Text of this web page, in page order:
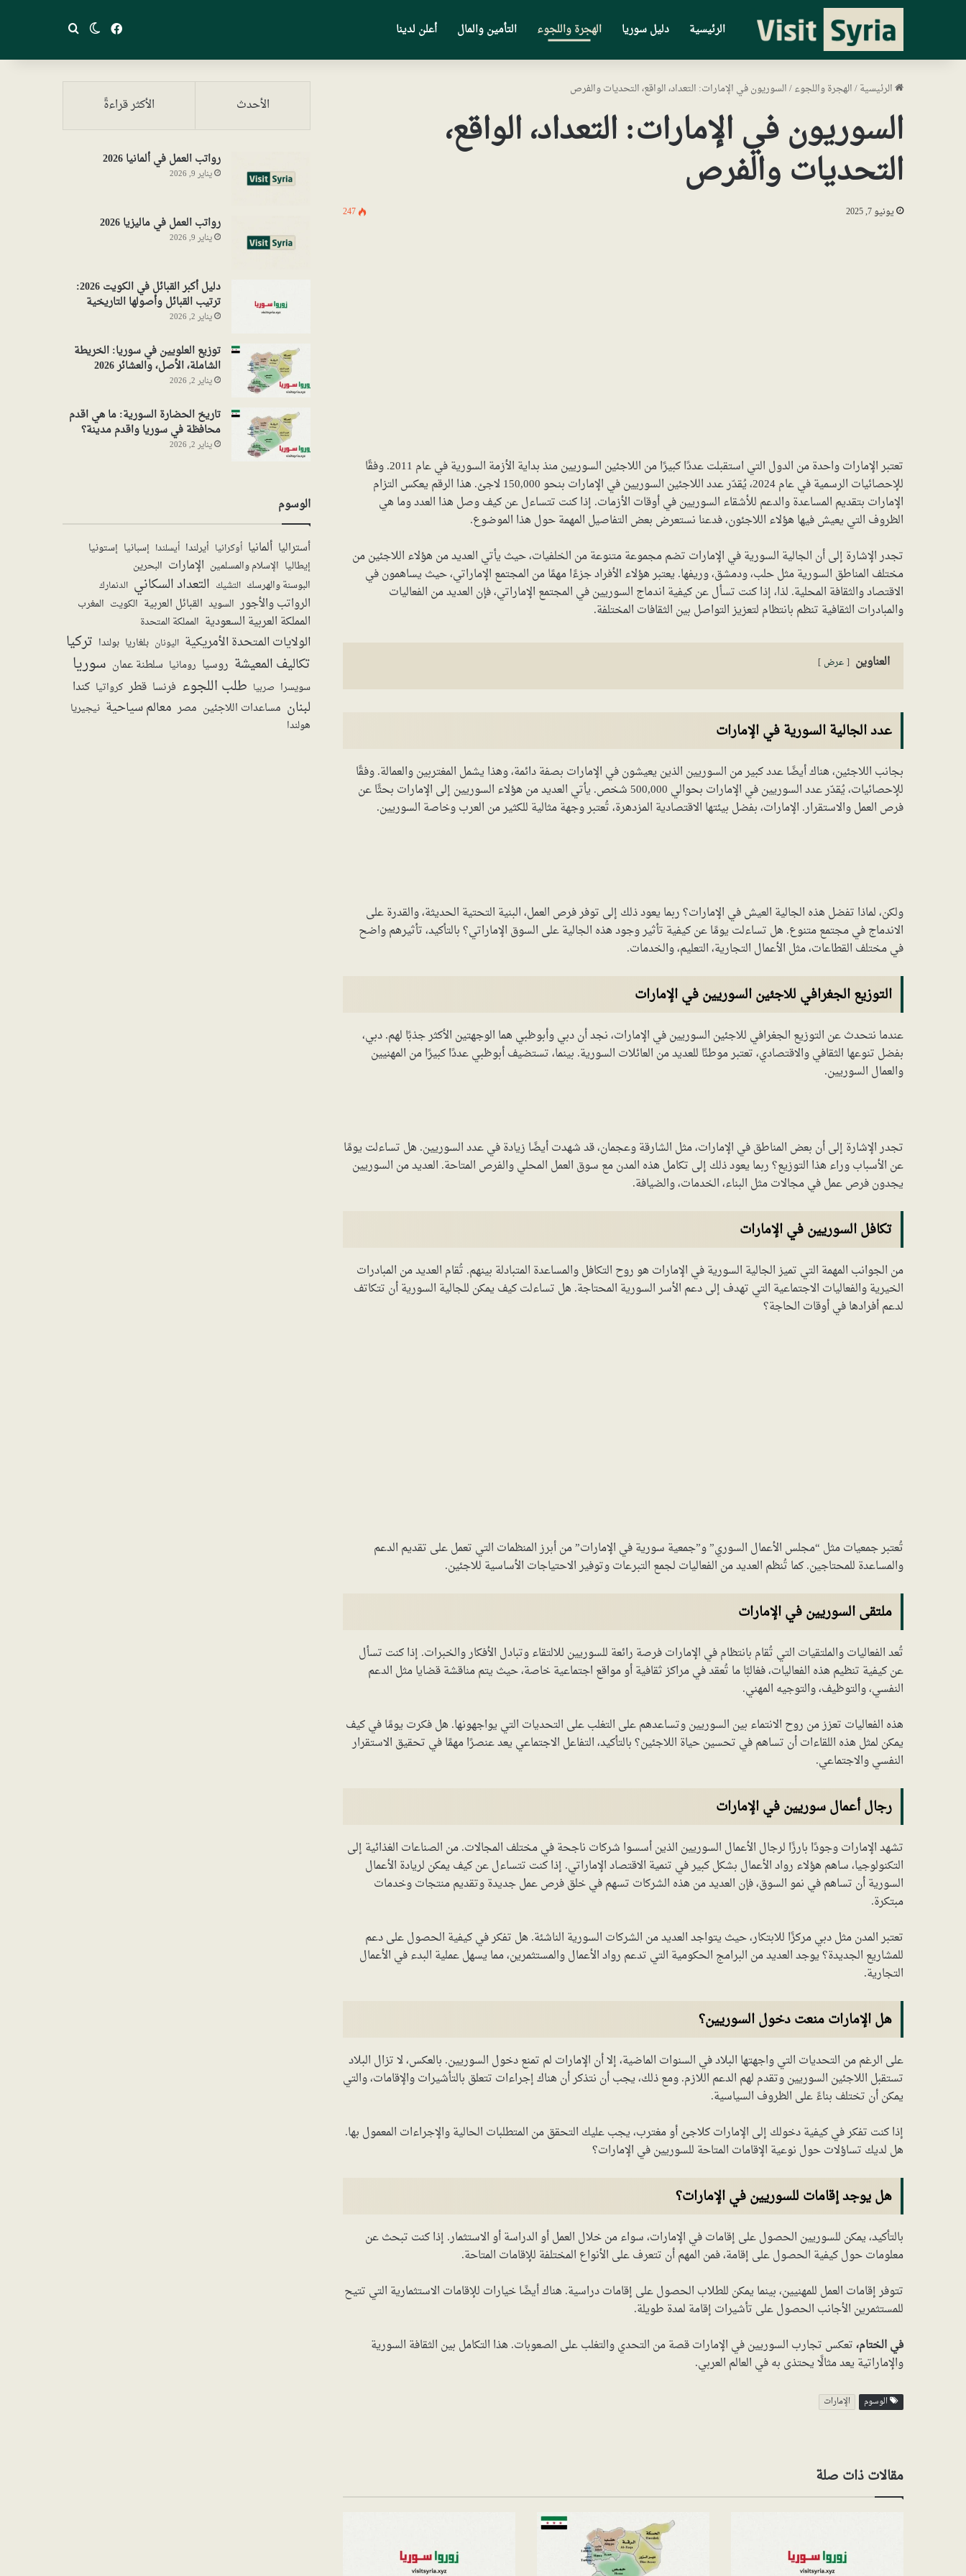
الرئيسية دليل سوريا الهجرة واللجوء التأمين والمال أعلن لدينا فيسبوكالوضع المظلم
بحث عن
الرئيسية/الهجرة واللجوء/السوريون في الإمارات: التعداد، الواقع، التحديات والفرص
السوريون في الإمارات: التعداد، الواقع،
التحديات والفرص
يونيو 7, 2025 247
تعتبر الإمارات واحدة من الدول التي استقبلت عددًا كبيرًا من اللاجئين السوريين منذ بداية الأزمة السورية في عام 2011. وفقًا
للإحصائيات الرسمية في عام 2024، يُقدّر عدد اللاجئين السوريين في الإمارات بنحو 150,000 لاجئ. هذا الرقم يعكس التزام
الإمارات بتقديم المساعدة والدعم للأشقاء السوريين في أوقات الأزمات. إذا كنت تتساءل عن كيف وصل هذا العدد وما هي
الظروف التي يعيش فيها هؤلاء اللاجئون، فدعنا نستعرض بعض التفاصيل المهمة حول هذا الموضوع.
تجدر الإشارة إلى أن الجالية السورية في الإمارات تضم مجموعة متنوعة من الخلفيات، حيث يأتي العديد من هؤلاء اللاجئين من
مختلف المناطق السورية مثل حلب، ودمشق، وريفها. يعتبر هؤلاء الأفراد جزءًا مهمًا من المجتمع الإماراتي، حيث يساهمون في
الاقتصاد والثقافة المحلية. لذا، إذا كنت تسأل عن كيفية اندماج السوريين في المجتمع الإماراتي، فإن العديد من الفعاليات
والمبادرات الثقافية تنظم بانتظام لتعزيز التواصل بين الثقافات المختلفة.
العناوين عرض
عدد الجالية السورية في الإمارات
بجانب اللاجئين، هناك أيضًا عدد كبير من السوريين الذين يعيشون في الإمارات بصفة دائمة، وهذا يشمل المغتربين والعمالة. وفقًا
للإحصائيات، يُقدّر عدد السوريين في الإمارات بحوالي 500,000 شخص. يأتي العديد من هؤلاء السوريين إلى الإمارات بحثًا عن
فرص العمل والاستقرار. الإمارات، بفضل بيئتها الاقتصادية المزدهرة، تُعتبر وجهة مثالية للكثير من العرب وخاصة السوريين.
ولكن، لماذا تفضل هذه الجالية العيش في الإمارات؟ ربما يعود ذلك إلى توفر فرص العمل، البنية التحتية الحديثة، والقدرة على
الاندماج في مجتمع متنوع. هل تساءلت يومًا عن كيفية تأثير وجود هذه الجالية على السوق الإماراتي؟ بالتأكيد، تأثيرهم واضح
في مختلف القطاعات، مثل الأعمال التجارية، التعليم، والخدمات.
التوزيع الجغرافي للاجئين السوريين في الإمارات
عندما نتحدث عن التوزيع الجغرافي للاجئين السوريين في الإمارات، نجد أن دبي وأبوظبي هما الوجهتين الأكثر جذبًا لهم. دبي،
بفضل تنوعها الثقافي والاقتصادي، تعتبر موطنًا للعديد من العائلات السورية. بينما، تستضيف أبوظبي عددًا كبيرًا من المهنيين
والعمال السوريين.
تجدر الإشارة إلى أن بعض المناطق في الإمارات، مثل الشارقة وعجمان، قد شهدت أيضًا زيادة في عدد السوريين. هل تساءلت يومًا
عن الأسباب وراء هذا التوزيع؟ ربما يعود ذلك إلى تكامل هذه المدن مع سوق العمل المحلي والفرص المتاحة. العديد من السوريين
يجدون فرص عمل في مجالات مثل البناء، الخدمات، والضيافة.
تكافل السوريين في الإمارات
من الجوانب المهمة التي تميز الجالية السورية في الإمارات هو روح التكافل والمساعدة المتبادلة بينهم. تُقام العديد من المبادرات
الخيرية والفعاليات الاجتماعية التي تهدف إلى دعم الأسر السورية المحتاجة. هل تساءلت كيف يمكن للجالية السورية أن تتكاتف
لدعم أفرادها في أوقات الحاجة؟
تُعتبر جمعيات مثل “مجلس الأعمال السوري” و”جمعية سورية في الإمارات” من أبرز المنظمات التي تعمل على تقديم الدعم
والمساعدة للمحتاجين. كما تُنظم العديد من الفعاليات لجمع التبرعات وتوفير الاحتياجات الأساسية للاجئين.
ملتقى السوريين في الإمارات
تُعد الفعاليات والملتقيات التي تُقام بانتظام في الإمارات فرصة رائعة للسوريين للالتقاء وتبادل الأفكار والخبرات. إذا كنت تسأل
عن كيفية تنظيم هذه الفعاليات، فغالبًا ما تُعقد في مراكز ثقافية أو مواقع اجتماعية خاصة، حيث يتم مناقشة قضايا مثل الدعم
النفسي، والتوظيف، والتوجيه المهني.
هذه الفعاليات تعزز من روح الانتماء بين السوريين وتساعدهم على التغلب على التحديات التي يواجهونها. هل فكرت يومًا في كيف
يمكن لمثل هذه اللقاءات أن تساهم في تحسين حياة اللاجئين؟ بالتأكيد، التفاعل الاجتماعي يعد عنصرًا مهمًا في تحقيق الاستقرار
النفسي والاجتماعي.
رجال أعمال سوريين في الإمارات
تشهد الإمارات وجودًا بارزًا لرجال الأعمال السوريين الذين أسسوا شركات ناجحة في مختلف المجالات. من الصناعات الغذائية إلى
التكنولوجيا، ساهم هؤلاء رواد الأعمال بشكل كبير في تنمية الاقتصاد الإماراتي. إذا كنت تتساءل عن كيف يمكن لريادة الأعمال
السورية أن تساهم في نمو السوق، فإن العديد من هذه الشركات تسهم في خلق فرص عمل جديدة وتقديم منتجات وخدمات
مبتكرة.
تعتبر المدن مثل دبي مركزًا للابتكار، حيث يتواجد العديد من الشركات السورية الناشئة. هل تفكر في كيفية الحصول على دعم
للمشاريع الجديدة؟ يوجد العديد من البرامج الحكومية التي تدعم رواد الأعمال والمستثمرين، مما يسهل عملية البدء في الأعمال
التجارية.
هل الإمارات منعت دخول السوريين؟
على الرغم من التحديات التي واجهتها البلاد في السنوات الماضية، إلا أن الإمارات لم تمنع دخول السوريين. بالعكس، لا تزال البلاد
تستقبل اللاجئين السوريين وتقدم لهم الدعم اللازم. ومع ذلك، يجب أن نتذكر أن هناك إجراءات تتعلق بالتأشيرات والإقامات، والتي
يمكن أن تختلف بناءً على الظروف السياسية.
إذا كنت تفكر في كيفية دخولك إلى الإمارات كلاجئ أو مغترب، يجب عليك التحقق من المتطلبات الحالية والإجراءات المعمول بها.
هل لديك تساؤلات حول نوعية الإقامات المتاحة للسوريين في الإمارات؟
هل يوجد إقامات للسوريين في الإمارات؟
بالتأكيد، يمكن للسوريين الحصول على إقامات في الإمارات، سواء من خلال العمل أو الدراسة أو الاستثمار. إذا كنت تبحث عن
معلومات حول كيفية الحصول على إقامة، فمن المهم أن تتعرف على الأنواع المختلفة للإقامات المتاحة.
تتوفر إقامات العمل للمهنيين، بينما يمكن للطلاب الحصول على إقامات دراسية. هناك أيضًا خيارات للإقامات الاستثمارية التي تتيح
للمستثمرين الأجانب الحصول على تأشيرات إقامة لمدة طويلة.
في الختام،تعكس تجارب السوريين في الإمارات قصة من التحدي والتغلب على الصعوبات. هذا التكامل بين الثقافة السورية
والإماراتية يعد مثالًا يحتذى به في العالم العربي.
الوسوم الإمارات
مقالات ذات صلة
الأحدث الأكثر قراءةً
رواتب العمل في ألمانيا 2026
يناير 9, 2026
رواتب العمل في ماليزيا 2026
يناير 9, 2026
دليل أكبر القبائل في الكويت 2026:
ترتيب القبائل وأصولها التاريخية
يناير 2, 2026
توزيع العلويين في سوريا: الخريطة
الشاملة، الأصل، والعشائر 2026
يناير 2, 2026
تاريخ الحضارة السورية: ما هي اقدم
محافظة في سوريا واقدم مدينة؟
يناير 2, 2026
الوسوم
أستراليا ألمانيا أوكرانيا أيرلندا أيسلندا إسبانيا إستونيا
إيطاليا الإسلام والمسلمين الإمارات البحرين
البوسنة والهرسك التشيك التعداد السكاني الدنمارك
الرواتب والأجور السويد القبائل العربية الكويت المغرب
المملكة العربية السعودية المملكة المتحدة
الولايات المتحدة الأمريكية اليونان بلغاريا بولندا تركيا
تكاليف المعيشة روسيا رومانيا سلطنة عمان سوريا
سويسرا صربيا طلب اللجوء فرنسا قطر كرواتيا كندا
لبنان مساعدات اللاجئين مصر معالم سياحية نيجيريا
هولندا